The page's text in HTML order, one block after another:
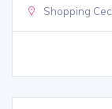
Shopping